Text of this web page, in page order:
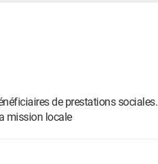
de prestations sociales.
mission locale